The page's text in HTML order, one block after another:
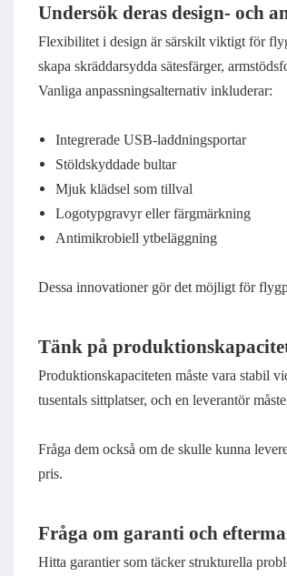
Undersök deras design- och
Flexibilitet i design är särskilt viktigt för
skapa skräddarsydda sätesfärger,
Vanliga anpassningsalternativ inkluderar:
Integrerade USB-laddningsportar
Stöldskyddade bultar
Mjuk klädsel som tillval
Logotypgravyr eller färgmärkning
Antimikrobiell ytbeläggning
Dessa innovationer gör det möjligt för
Tänk på
Produktionskapaciteten måste vara stabil
tusentals sittplatser, och en leverantör
Fråga dem också om de skulle kunna
pris.
Fråga om garanti och
Hitta garantier som täcker strukturella